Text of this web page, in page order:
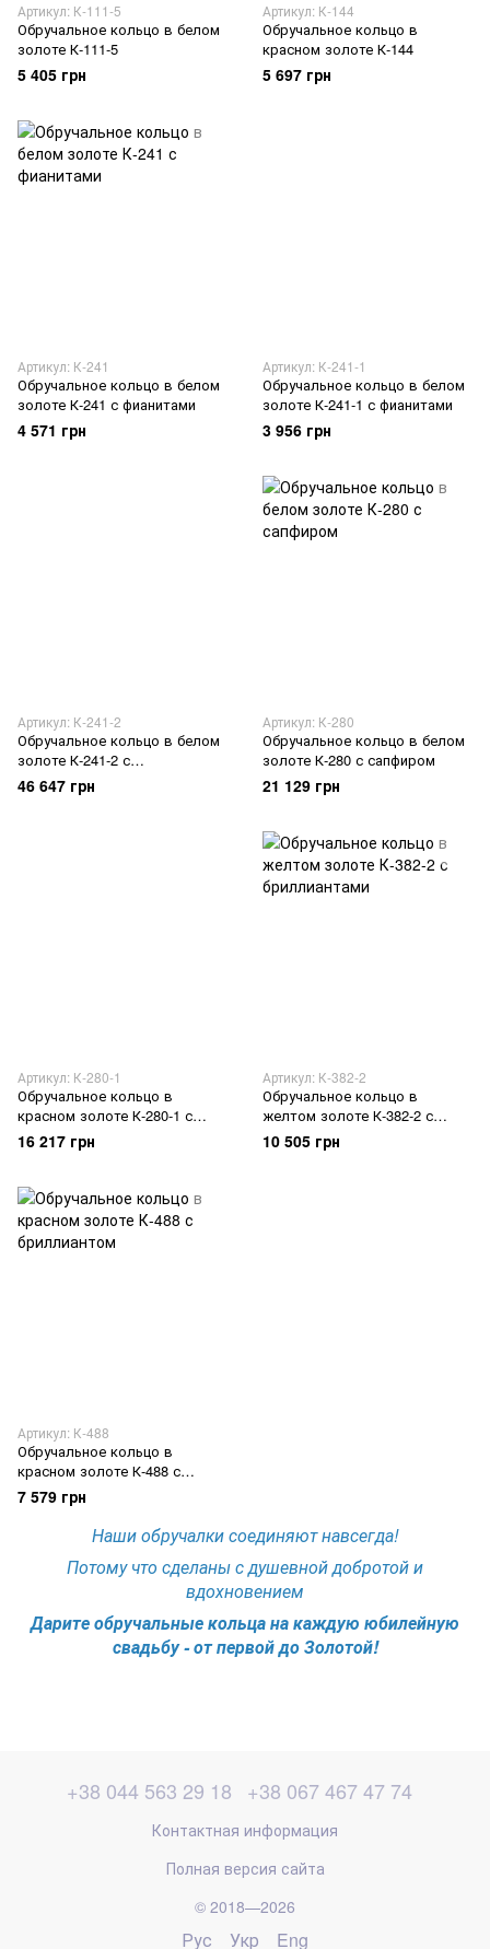
Артикул: К-111-5
Обручальное кольцо в белом
золоте К-111-5
5 405 грн
Артикул: К-144
Обручальное кольцо в
красном золоте К-144
5 697 грн
Артикул: К-241
Обручальное кольцо в белом
золоте К-241 с фианитами
4 571 грн
Артикул: К-241-1
Обручальное кольцо в белом
золоте К-241-1 с фианитами
3 956 грн
Артикул: К-241-2
Обручальное кольцо в белом
золоте К-241-2 с
бриллиантами
46 647 грн
Артикул: К-280
Обручальное кольцо в белом
золоте К-280 с сапфиром
21 129 грн
Артикул: К-280-1
Обручальное кольцо в
красном золоте К-280-1 с
бриллиантом
16 217 грн
Артикул: К-382-2
Обручальное кольцо в
желтом золоте К-382-2 с
бриллиантами
10 505 грн
Артикул: К-488
Обручальное кольцо в
красном золоте К-488 с
бриллиантом
7 579 грн
Наши обручалки соединяют навсегда!
Потому что сделаны с душевной добротой и
вдохновением
Дарите обручальные кольца на каждую юбилейную
свадьбу - от первой до Золотой!
+38 044 563 29 18 +38 067 467 47 74
Контактная информация
Полная версия сайта
© 2018—2026
Рус Укр Eng